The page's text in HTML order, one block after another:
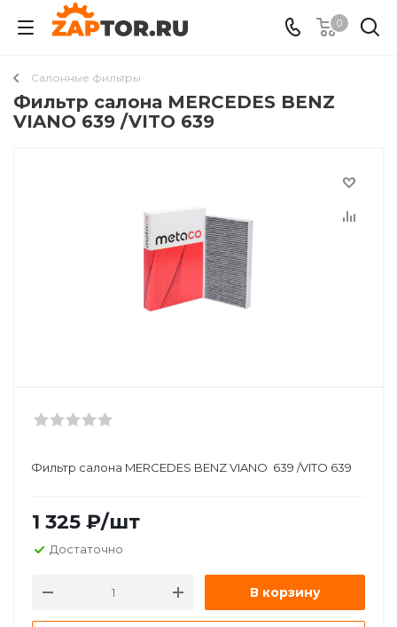
0
Салонные фильтры
Фильтр салона MERCEDES BENZ
VIANO 639 /VITO 639
Фильтр салона MERCEDES BENZ VIANO 639 /VITO 639
1 325 ₽/шт
Достаточно
В корзину